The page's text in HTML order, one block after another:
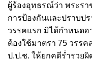
ผู้ร้องอุทธรณ์ว่า พระร
การป้องกันและปราบป
วรรคแรก มิได้กําหนดอ
ต้องใช้มาตรา 75 วรร
ป.ป.ช. ให้ยกคดีร่ำรวย